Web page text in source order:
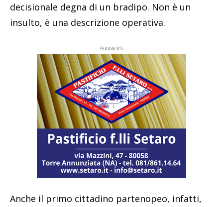
decisionale degna di un bradipo. Non è un
insulto, è una descrizione operativa.
Pubblicità
Anche il primo cittadino partenopeo, infatti,